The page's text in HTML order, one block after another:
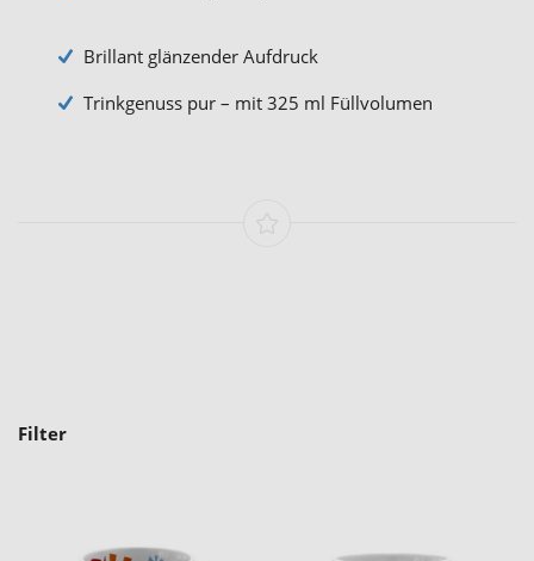
Brillant glänzender Aufdruck
Trinkgenuss pur – mit 325 ml Füllvolumen
Filter